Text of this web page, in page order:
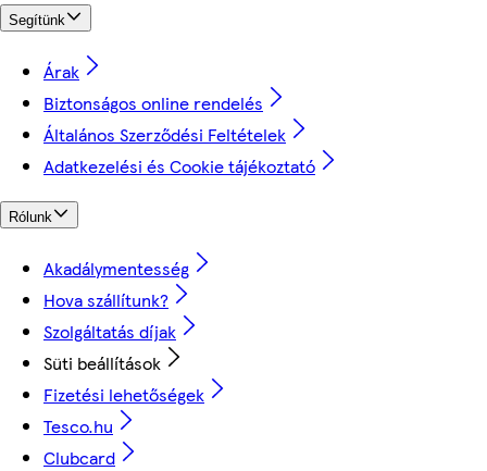
Segítünk
Árak
Biztonságos online rendelés
Általános Szerződési Feltételek
Adatkezelési és Cookie tájékoztató
Rólunk
Akadálymentesség
Hova szállítunk?
Szolgáltatás díjak
Süti beállítások
Fizetési lehetőségek
Tesco.hu
Clubcard